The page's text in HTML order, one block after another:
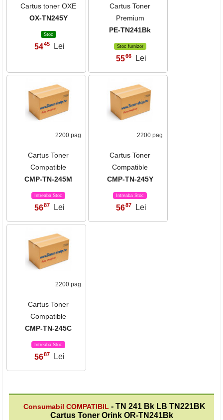
Cartus toner OXE
OX-TN245Y
Stoc
5445 Lei
Cartus Toner
Premium
PE-TN241Bk
Stoc furnizor
5566 Lei
2200 pag
Cartus Toner
Compatible
CMP-TN-245M
Intreaba Stoc
5687 Lei
2200 pag
Cartus Toner
Compatible
CMP-TN-245Y
Intreaba Stoc
5687 Lei
2200 pag
Cartus Toner
Compatible
CMP-TN-245C
Intreaba Stoc
5687 Lei
Consumabil COMPATIBIL - TN 241 Bk LB TN221BK
Cartus Toner Orink OR-TN241Bk